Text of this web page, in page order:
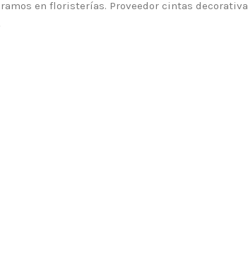
en floristerías. Proveedor cintas